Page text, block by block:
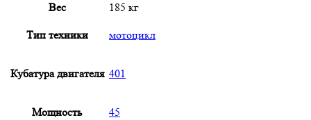
Вес 185 кг
Тип техники мотоцикл
Кубатура двигателя 401
Мощность 45